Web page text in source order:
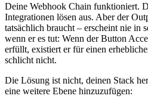
Deine Webhook Chain funktioniert.
Integrationen lösen aus. Aber der
tatsächlich braucht – erscheint nie in
wenn er es tut: Wenn der Button
erfüllt, existiert er für einen
schlicht nicht.
Die Lösung ist nicht, deinen Stack
eine weitere Ebene hinzuzufügen: